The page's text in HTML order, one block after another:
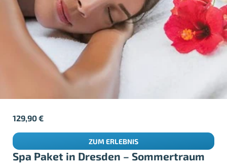
Spa Paket in Dresden – Sommertraum
129,90€
ZUM ERLEBNIS